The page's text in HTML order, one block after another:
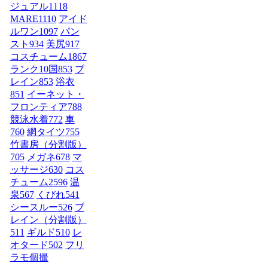
ジュアル1118
MARE1110 アイド
ルワン1097 パン
スト 934 美尻917
コスチューム1867
ランク10国853 ブ
レイン853 浴衣
851 イーネット・
フロンティア788
競泳水着772 車
760 網タイツ755
竹書房（分割版）
705 メガネ678 マ
ッサージ630 コス
チューム2596 温
泉567 くびれ541
シースルー526 ブ
レイン（分割版）
511 ギルド510 レ
オタード502 フリ
ラモ個撮